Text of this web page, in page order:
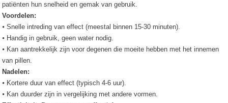
patiënten hun snelheid en gemak van gebruik.
Voordelen:
⦁ Snelle intreding van effect (meestal binnen 15-30 minuten).
⦁ Handig in gebruik, geen water nodig.
⦁ Kan aantrekkelijk zijn voor degenen die moeite hebben met het innemen
van pillen.
Nadelen:
⦁ Kortere duur van effect (typisch 4-6 uur).
⦁ Kan duurder zijn in vergelijking met andere vormen.